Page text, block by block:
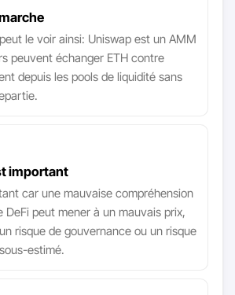
le voir ainsi: Uniswap est un AMM
peuvent échanger ETH contre
depuis les pools de liquidité sans
important
car une mauvaise compréhension
DeFi peut mener à un mauvais prix,
risque de gouvernance ou un risque
estimé.